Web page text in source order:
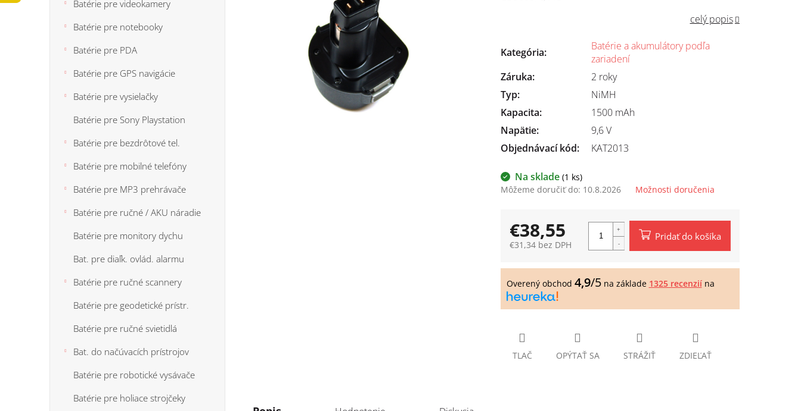
Batérie pre videokamery
Batérie pre notebooky
Batérie pre PDA
Batérie pre GPS navigácie
Batérie pre vysielačky
Batérie pre Sony Playstation
Batérie pre bezdrôtové tel.
Batérie pre mobilné telefóny
Batérie pre MP3 prehrávače
Batérie pre ručné / AKU náradie
Batérie pre monitory dychu
Bat. pre diaľk. ovlád. alarmu
Batérie pre ručné scannery
Batérie pre geodetické prístr.
Batérie pre ručné svietidlá
Bat. do načúvacích prístrojov
Batérie pre robotické vysávače
Batérie pre holiace strojčeky
Na sklade (1 ks)
Môžeme doručiť do: 10.8.2026 Možnosti doručenia
celý popis
TLAČ OPÝTAŤ SA STRÁŽIŤ ZDIEĽAŤ
Kategória:
Batérie a akumulátory podľa
zariadení
Záruka:
2 roky
Typ:
NiMH
Kapacita:
1500 mAh
Napätie:
9,6 V
Objednávací kód:
KAT2013
€38,55
€31,34 bez DPH
cena:
Pridať do košíka
Overený obchod 4,9/5na základe 1325 recenziína